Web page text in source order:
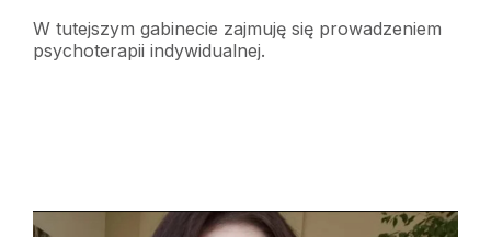
W tutejszym gabinecie zajmuję się prowadzeniem
psychoterapii indywidualnej.